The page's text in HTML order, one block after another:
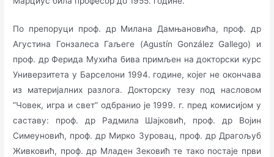
По препоруци проф. др Милана Дамњановића, проф. др
Агустина Гонзалеса Гаљеге (Agustín González Gallego) и
проф. др Ферида Мухића бива примљен на докторски курс
Универзитета у Барселони 1994. године, којег не окончава
из материјалних разлога. Докторску тезу под насловом
”Човек, игра и свет” одбранио је 1999. г. пред комисијом у
саставу: проф. др Радмила Шајковић, проф. др Војин
Симеуновић, проф. др Мирко Зуровац, проф. др Драгољуб
Живковић, проф. др Младен Зековић те тако постаје први